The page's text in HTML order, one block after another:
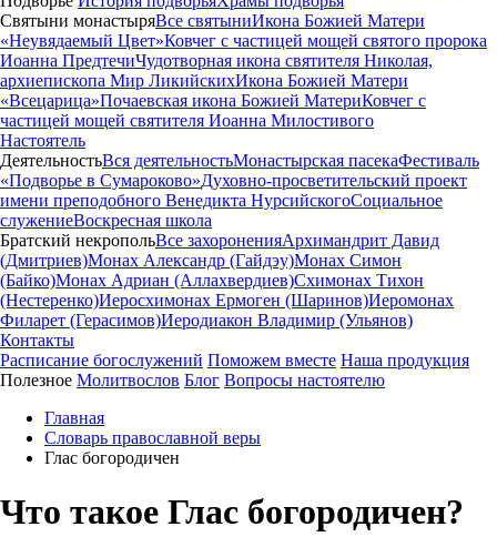
Святыни монастыряВсе святыниИкона Божией Матери
«Неувядаемый Цвет»Ковчег с частицей мощей святого пророка
Иоанна ПредтечиЧудотворная икона святителя Николая,
архиепископа Мир ЛикийскихИкона Божией Матери
«Всецарица»Почаевская икона Божией МатериКовчег с
частицей мощей святителя Иоанна Милостивого
Настоятель
ДеятельностьВся деятельностьМонастырская пасекаФестиваль
«Подворье в Сумароково»Духовно-просветительский проект
имени преподобного Венедикта НурсийскогоСоциальное
служениеВоскресная школа
Братский некропольВсе захороненияАрхимандрит Давид
(Дмитриев)Монах Александр (Гайдэу)Монах Симон
(Байко)Монах Адриан (Аллахвердиев)Схимонах Тихон
(Нестеренко)Иеросхимонах Ермоген (Шаринов)Иеромонах
Филарет (Герасимов)Иеродиакон Владимир (Ульянов)
Контакты
Расписание богослужений Поможем вместе Наша продукция
Полезное Молитвослов Блог Вопросы настоятелю
Главная
Словарь православной веры
Глас богородичен
Что такое Глас богородичен?